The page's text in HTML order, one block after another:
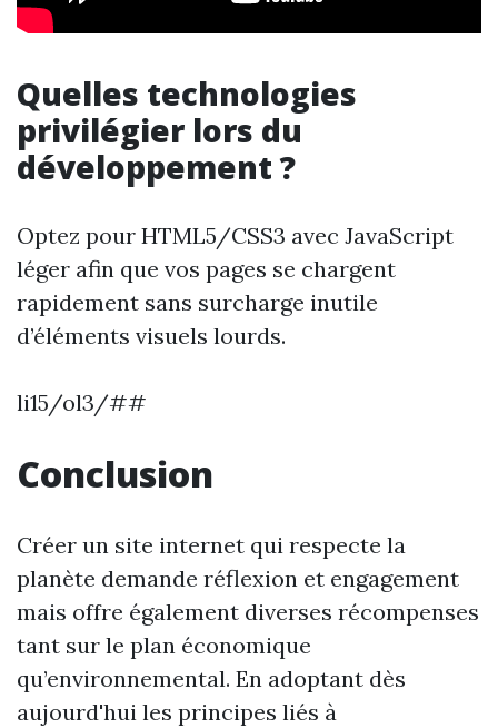
Quelles technologies
privilégier lors du
développement ?
Optez pour HTML5/CSS3 avec JavaScript
léger afin que vos pages se chargent
rapidement sans surcharge inutile
d’éléments visuels lourds.
li15/ol3/##
Conclusion
Créer un site internet qui respecte la
planète demande réflexion et engagement
mais offre également diverses récompenses
tant sur le plan économique
qu’environnemental. En adoptant dès
aujourd'hui les principes liés à